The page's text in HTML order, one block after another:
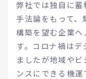
弊社では独自に
手法論をもって、
構築を望む企業
す。コロナ禍は
ましたが地域や
ンスにできる機運